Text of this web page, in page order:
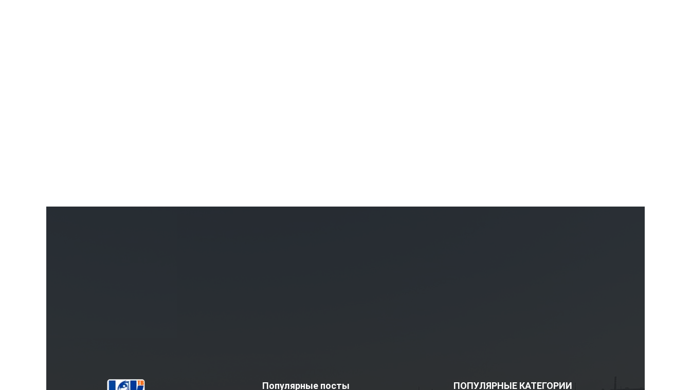
Популярные посты ПОПУЛЯРНЫЕ КАТЕГОРИИ